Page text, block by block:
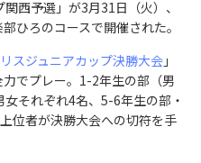
西予選」が3月31日（火）、
ひろのコースで開催された。
スジュニアカップ決勝大会」
でプレー。1-2年生の部（男
それぞれ4名、5-6年生の部・
位者が決勝大会への切符を手